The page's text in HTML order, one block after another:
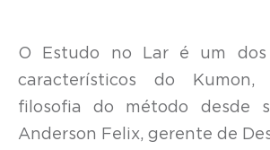
O Estudo no Lar é um dos
característicos do Kumon,
filosofia do método desde
Anderson Felix, gerente de